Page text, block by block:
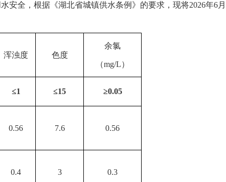
安全，根据《湖北省城镇供水条例》的要求，现将2026年6月
浑浊度 色度
余氯
（mg/L）
≤1 ≤15 ≥0.05
0.56 7.6 0.56
0.4 3 0.3